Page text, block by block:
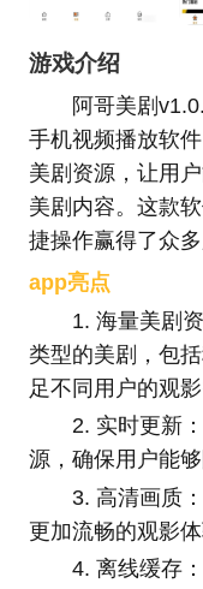
游戏介绍
阿哥美剧
手机视频播放软
美剧资源，让用
美剧内容。这款
捷操作赢得了众多
app亮点
1. 海量美剧
类型的美剧，包
足不同用户的观影
2. 实时更新
源，确保用户能
3. 高清画质
更加流畅的观影体
4. 离线缓存